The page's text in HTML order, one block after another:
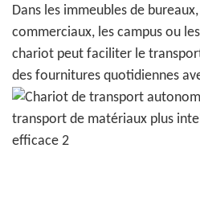
Dans les immeubles de
commerciaux, les campus ou
chariot peut faciliter le
des fournitures quotidiennes